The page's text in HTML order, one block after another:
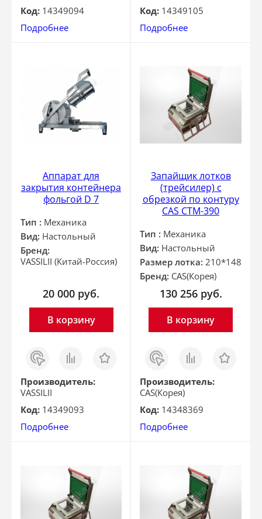
Код: 14349094
Подробнее
Код: 14349105
Подробнее
Аппарат для
закрытия контейнера
фольгой D 7
Тип : Механика
Вид: Настольный
Бренд:
VASSILII (Китай-Россия)
20 000 руб.
В корзину
Заказ
в 1
клик
Сравнить Отложить
Производитель:
VASSILII
Код: 14349093
Подробнее
Запайщик лотков
(трейсилер) c
обрезкой по контуру
CAS CTM-390
Тип : Механика
Вид: Настольный
Размер лотка: 210*148
Бренд: CAS(Корея)
130 256 руб.
В корзину
Заказ
в 1
клик
Сравнить Отложить
Производитель:
CAS(Корея)
Код: 14348369
Подробнее